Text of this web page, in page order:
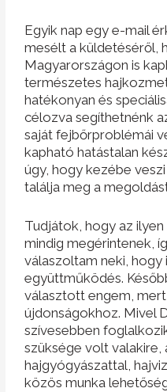
Egyik nap egy e-mail
mesélt a küldetéséről,
Magyarországon is
természetes
hatékonyan és
célozva segíthetnénk
saját fejbőrproblémái
kapható hatástalan
úgy, hogy kezébe
találja meg a
Tudjátok, hogy az
mindig megérintenek,
válaszoltam neki, hogy
együttműködés.
választott engem,
újdonságokhoz. Mivel
szívesebben
szüksége volt
hajgyógyászattal,
közös munka